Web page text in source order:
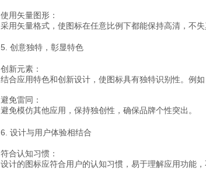
使用矢量图形 ：
采用矢量格式，使图标在任意比例下都能保持高清，不失
5. 创意独特，彰显特色
创新元素 ：
结合应用特色和创新设计，使图标具有独特识别性。例
避免雷同 ：
避免模仿其他应用，保持独创性，确保品牌个性突出。
6. 设计与用户体验相结合
符合认知习惯 ：
设计的图标应符合用户的认知习惯，易于理解应用功能，